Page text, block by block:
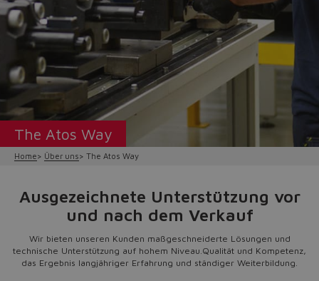
The Atos Way
Home Über uns The Atos Way
Ausgezeichnete Unterstützung vor
und nach dem Verkauf
Wir bieten unseren Kunden maßgeschneiderte Lösungen und
technische Unterstützung auf hohem Niveau.Qualität und Kompetenz,
das Ergebnis langjähriger Erfahrung und ständiger Weiterbildung.